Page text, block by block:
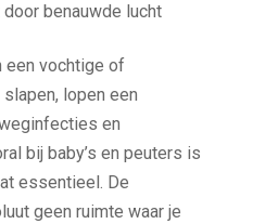
benauwde lucht
een vochtige of
lopen een
en
bij baby’s en peuters is
essentieel. De
geen ruimte waar je